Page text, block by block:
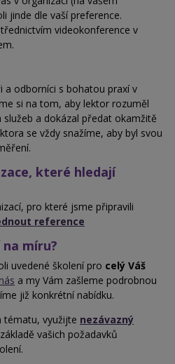
jinde dle vaší preference.
videokonference v
a odborníci s bohatou praxí v
si na tom, aby lektor rozuměl
služeb a dokázal předat okamžitě
se vždy snažíme, aby byl svou
které hledají
pro které jsme připravili
reference
míru?
uvedené školení pro celý Váš
a my Vám zašleme podrobnou
již konkrétní nabídku.
tématu, využijte nezávazný
vašich požadavků